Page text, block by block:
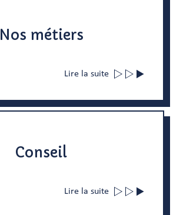
Nos métiers
Lire la suite
Conseil
Lire la suite